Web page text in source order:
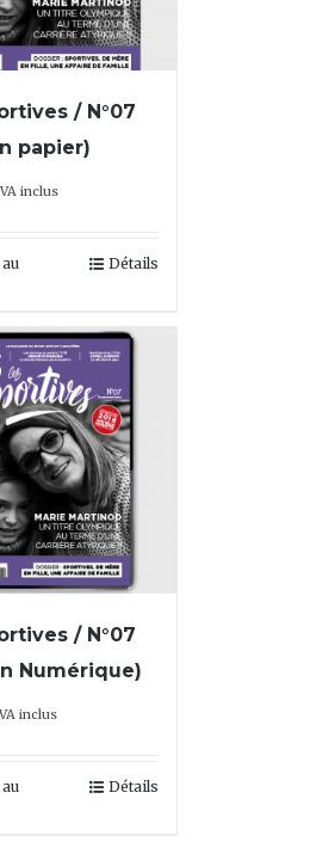
/ N°07
papier)
inclus
Détails
/ N°07
Numérique)
inclus
Détails